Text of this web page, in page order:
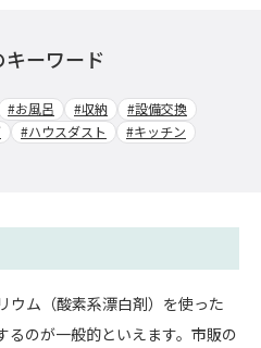
キーワード
#お風呂 #収納
#設備交換
#ハウスダスト
#キッチン
ウム（酸素系漂白剤）を使った
るのが一般的といえます。市販の